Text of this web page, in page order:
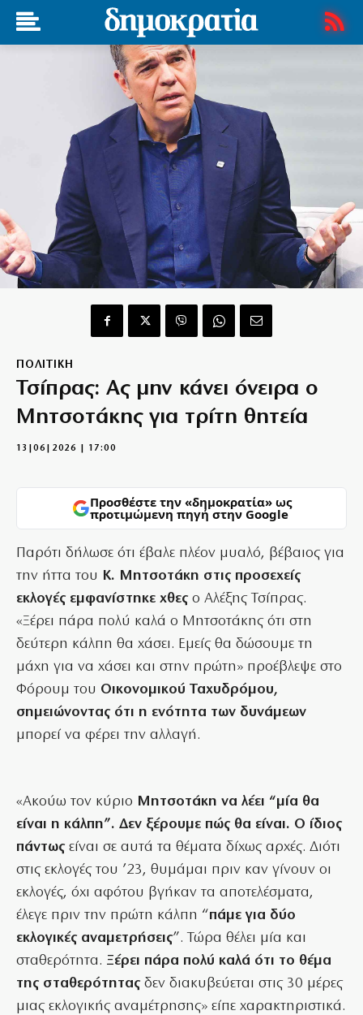
ΠΟΛΙΤΙΚΗ
Τσίπρας: Ας μην κάνει όνειρα ο
Μητσοτάκης για τρίτη θητεία
13|06|2026 | 17:00
Προσθέστε την «δημοκρατία» ως
προτιμώμενη πηγή στην Google
Παρότι δήλωσε ότι έβαλε πλέον μυαλό, βέβαιος για
την ήττα του Κ. Μητσοτάκη στις προσεχείς
εκλογές εμφανίστηκε χθες ο Αλέξης Τσίπρας.
«Ξέρει πάρα πολύ καλά ο Μητσοτάκης ότι στη
δεύτερη κάλπη θα χάσει. Εμείς θα δώσουμε τη
μάχη για να χάσει και στην πρώτη» προέβλεψε στο
Φόρουμ του Οικονομικού Ταχυδρόμου,
σημειώνοντας ότι η ενότητα των δυνάμεων
μπορεί να φέρει την αλλαγή.
«Ακούω τον κύριο Μητσοτάκη να λέει “μία θα
είναι η κάλπη”. Δεν ξέρουμε πώς θα είναι. Ο ίδιος
πάντως είναι σε αυτά τα θέματα δίχως αρχές. Διότι
στις εκλογές του ’23, θυμάμαι πριν καν γίνουν οι
εκλογές, όχι αφότου βγήκαν τα αποτελέσματα,
έλεγε πριν την πρώτη κάλπη “πάμε για δύο
εκλογικές αναμετρήσεις”. Τώρα θέλει μία και
σταθερότητα. Ξέρει πάρα πολύ καλά ότι το θέμα
της σταθερότητας δεν διακυβεύεται στις 30 μέρες
μιας εκλογικής αναμέτρησης» είπε χαρακτηριστικά.